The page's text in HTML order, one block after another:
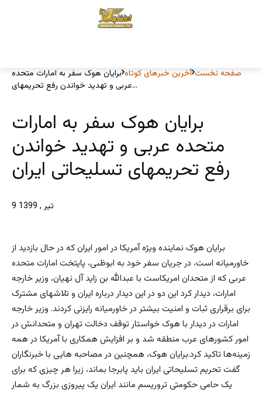
صفحه نخست آخرین خبرهای کوتاه برایان هوک سفر به امارات متحده
عربی و تهدید خواندن رفع تحریمهای...
برایان هوک سفر به امارات
متحده عربی و تهدید خواندن
رفع تحریمهای تسلیحاتی ایران
9 تیر , 1399
برایان هوک نماینده ویژه آمریکا در امور ایران که در حال بازدید از
خاورمیانه است، در جریان سفر خود به ابوظبی، پایتخت امارات متحده
عربی که از متحدان امریکاست با عبدالله بن زاید آل نهیان، وزیر خارجه
امارات، ‌دیدار کرد این دو در این دیدار درباره ایران و تلاشهای مشترک
برای برقراری ثبات و امنیت بیشتر در خاورمیانه رایزنی کردند. وزیر خارجه
امارات در دیدار با هوک خواستار توقف دخالت تهران و متحدانش در
امور کشورهای عرب منطقه شد و بر افزایش همکاری با آمریکا در همه
زمینه‌‌ها تاکید کرد.برایان هوک، همچنین در مصاحبه هایی با خبرنگاران
گفت تحریم تسلیحاتی ایران باید پابرجا بماند، زیرا هر چیزی که برای
یک حامی حکومتی تروریسم مانند ایران یک پیروزی بزرگ به شمار